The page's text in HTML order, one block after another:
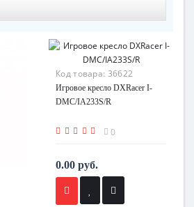
Код товара: 36622
Игровое кресло DXRacer I-
DMC/IA233S/R
0
0.00 руб.